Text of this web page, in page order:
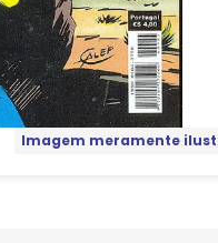
Imagem meramente